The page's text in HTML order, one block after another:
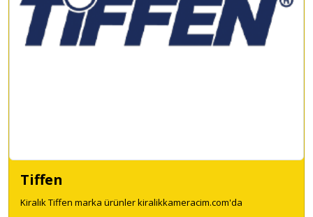
Tiffen
Kiralık Tiffen marka ürünler kiralikkameracim.com'da